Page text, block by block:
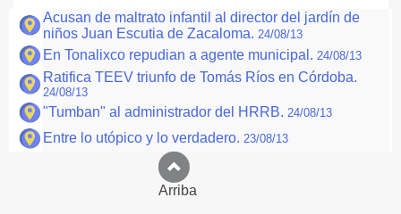
Acusan de maltrato infantil al director del jardín de
niños Juan Escutia de Zacaloma. 24/08/13
En Tonalixco repudian a agente municipal. 24/08/13
Ratifica TEEV triunfo de Tomás Ríos en Córdoba.
24/08/13
"Tumban" al administrador del HRRB. 24/08/13
Entre lo utópico y lo verdadero. 23/08/13
Arriba